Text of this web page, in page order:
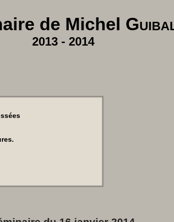
de Michel
2013 - 2014